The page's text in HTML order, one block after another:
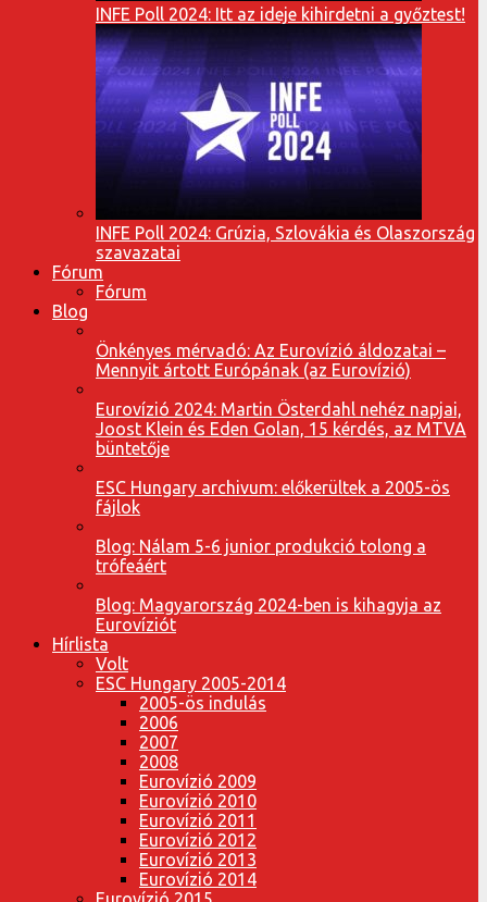
INFE Poll 2024: Itt az ideje kihirdetni a győztest!
INFE Poll 2024: Grúzia, Szlovákia és Olaszország
szavazatai
Fórum
Fórum
Blog
Önkényes mérvadó: Az Eurovízió áldozatai –
Mennyit ártott Európának (az Eurovízió)
Eurovízió 2024: Martin Österdahl nehéz napjai,
Joost Klein és Eden Golan, 15 kérdés, az MTVA
büntetője
ESC Hungary archivum: előkerültek a 2005-ös
fájlok
Blog: Nálam 5-6 junior produkció tolong a
trófeáért
Blog: Magyarország 2024-ben is kihagyja az
Eurovíziót
Hírlista
Volt
ESC Hungary 2005-2014
2005-ös indulás
2006
2007
2008
Eurovízió 2009
Eurovízió 2010
Eurovízió 2011
Eurovízió 2012
Eurovízió 2013
Eurovízió 2014